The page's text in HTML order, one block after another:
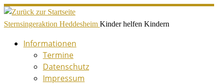
Zum
Inhalt
Sternsingeraktion Heddesheim Kinder helfen Kindern
Informationen
Termine
Datenschutz
Impressum